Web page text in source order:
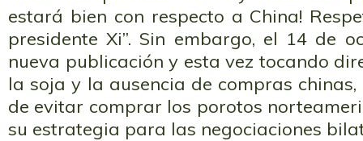
estará bien con respecto a China!
presidente Xi”. Sin embargo, el 14 de
nueva publicación y esta vez tocando
la soja y la ausencia de compras
de evitar comprar los porotos
su estrategia para las negociaciones